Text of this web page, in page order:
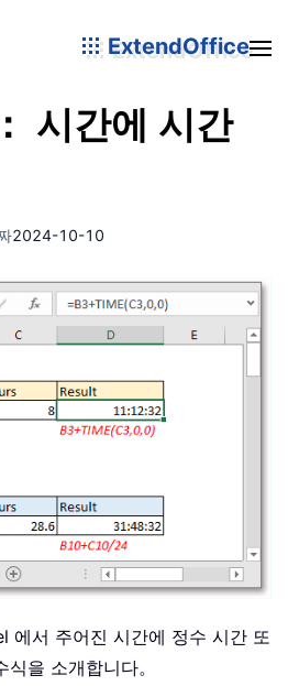
ExtendOffice
시간에 시간
2024-10-10
에서 주어진 시간에 정수 시간 또
을 소개합니다。